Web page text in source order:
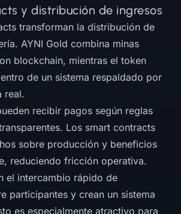
y distribución de ingresos
transforman la distribución de
AYNI Gold combina minas
blockchain, mientras el token
de un sistema respaldado por
real.
recibir pagos según reglas
Los smart contracts
sobre producción y beneficios
reduciendo fricción operativa.
el intercambio rápido de
participantes y crean un sistema
es especialmente atractivo para